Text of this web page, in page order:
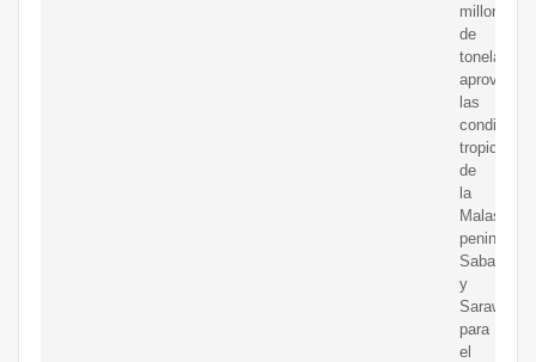
millones
de
toneladas,
las
tropicales
de
la
Malasia
peninsular,
Sabah
y
Sarawak
para
el